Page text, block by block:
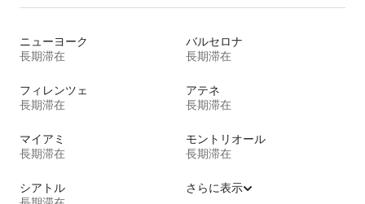
ニューヨーク
長期滞在
バルセロナ
長期滞在
フィレンツェ
長期滞在
アテネ
長期滞在
マイアミ
長期滞在
モントリオール
長期滞在
シアトル
さらに表示